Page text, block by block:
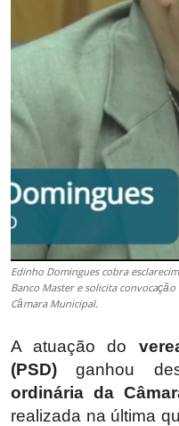
Edinho Domingues cobra
Banco Master e solicita
Câmara Municipal.
A atuação do
(PSD) ganhou
ordinária da
realizada na última